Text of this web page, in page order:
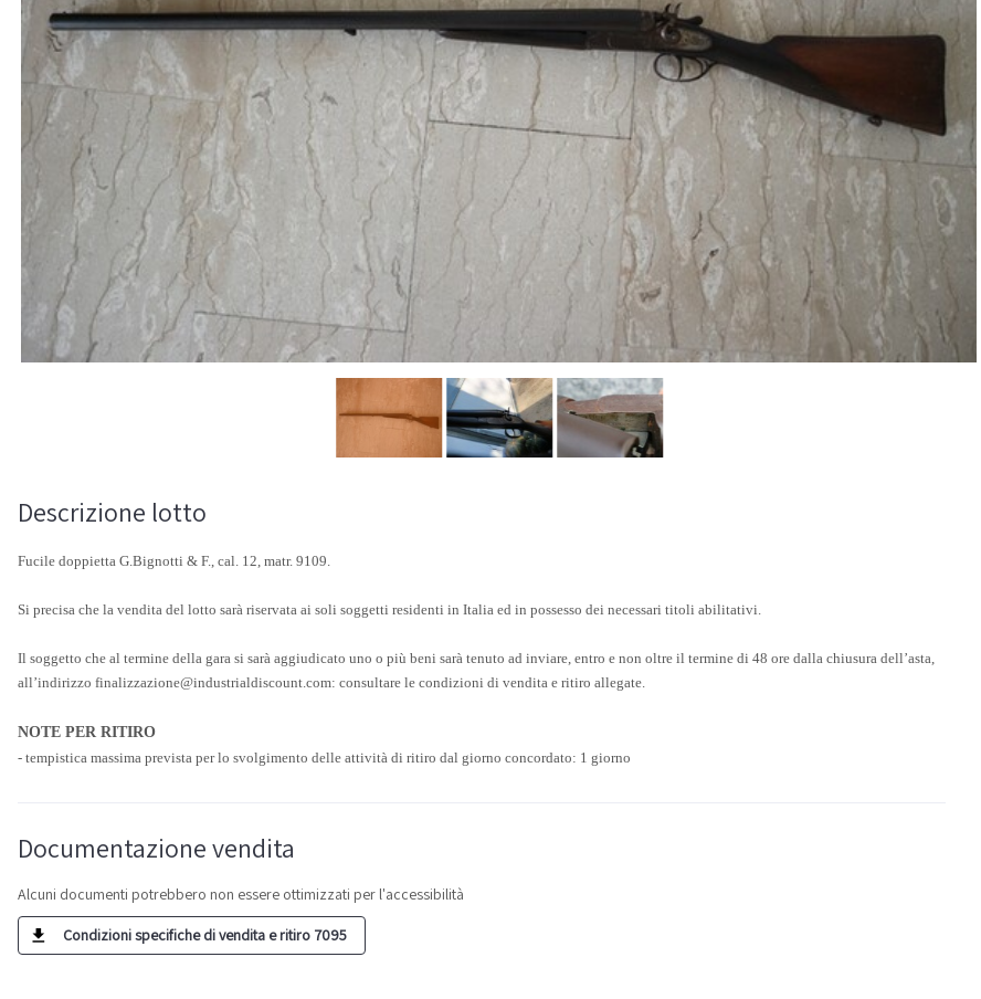
Descrizione lotto
Fucile doppietta G.Bignotti & F., cal. 12, matr. 9109.
Si precisa che la vendita del lotto sarà riservata ai soli soggetti residenti in Italia ed in possesso dei necessari titoli abilitativi.
Il soggetto che al termine della gara si sarà aggiudicato uno o più beni sarà tenuto ad inviare, entro e non oltre il termine di 48 ore dalla chiusura dell’asta,
all’indirizzo finalizzazione@industrialdiscount.com: consultare le condizioni di vendita e ritiro allegate.
NOTE PER RITIRO
- tempistica massima prevista per lo svolgimento delle attività di ritiro dal giorno concordato: 1 giorno
Documentazione vendita
Alcuni documenti potrebbero non essere ottimizzati per l'accessibilità
Condizioni specifiche di vendita e ritiro 7095